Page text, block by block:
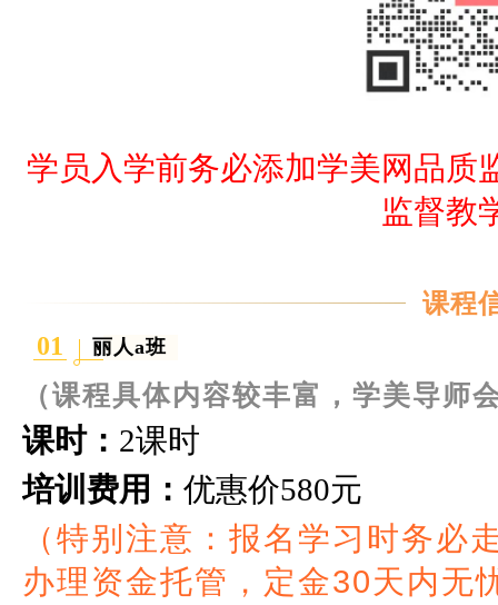
学员入学前务必添加学美网品质
监督教
课程
01
丽人a班
（课程具体内容较丰富，学美导师
课时： 2课时
培训费用： 优惠价580元
（特别注意：报名学习时务必
办理资金托管，定金30天内无